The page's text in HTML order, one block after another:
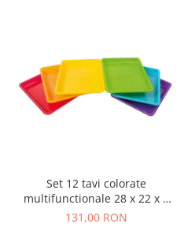
Set 12 tavi colorate
multifunctionale 28 x 22 x 3
cm, pentru gradinita si scoala
131,00 RON